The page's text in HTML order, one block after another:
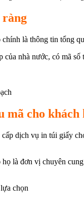
ràng
là thông tin tổng
nhà nước, có mã
mã cho khách
dịch vụ in túi giấy
là đơn vị chuyên
chọn